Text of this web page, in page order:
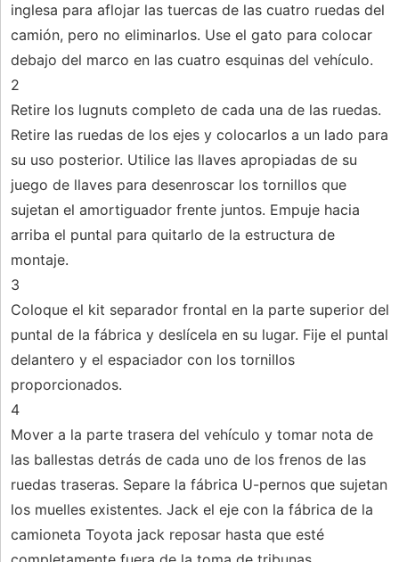
inglesa para aflojar las tuercas de las cuatro ruedas del
camión, pero no eliminarlos. Use el gato para colocar
debajo del marco en las cuatro esquinas del vehículo.
2
Retire los lugnuts completo de cada una de las ruedas.
Retire las ruedas de los ejes y colocarlos a un lado para
su uso posterior. Utilice las llaves apropiadas de su
juego de llaves para desenroscar los tornillos que
sujetan el amortiguador frente juntos. Empuje hacia
arriba el puntal para quitarlo de la estructura de
montaje.
3
Coloque el kit separador frontal en la parte superior del
puntal de la fábrica y deslícela en su lugar. Fije el puntal
delantero y el espaciador con los tornillos
proporcionados.
4
Mover a la parte trasera del vehículo y tomar nota de
las ballestas detrás de cada uno de los frenos de las
ruedas traseras. Separe la fábrica U-pernos que sujetan
los muelles existentes. Jack el eje con la fábrica de la
camioneta Toyota jack reposar hasta que esté